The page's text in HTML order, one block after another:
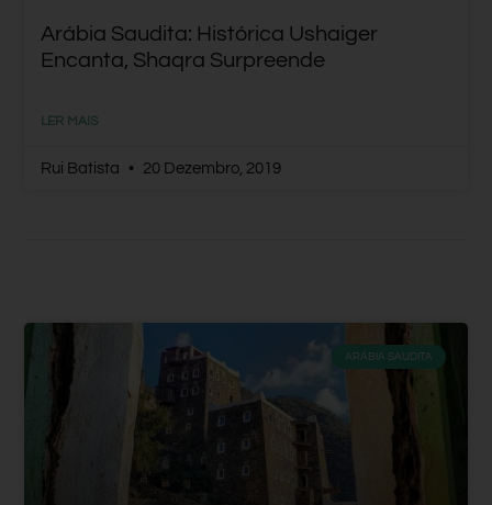
Arábia Saudita: Histórica Ushaiger
Encanta, Shaqra Surpreende
LER MAIS
Rui Batista 20 Dezembro, 2019
ARÁBIA SAUDITA